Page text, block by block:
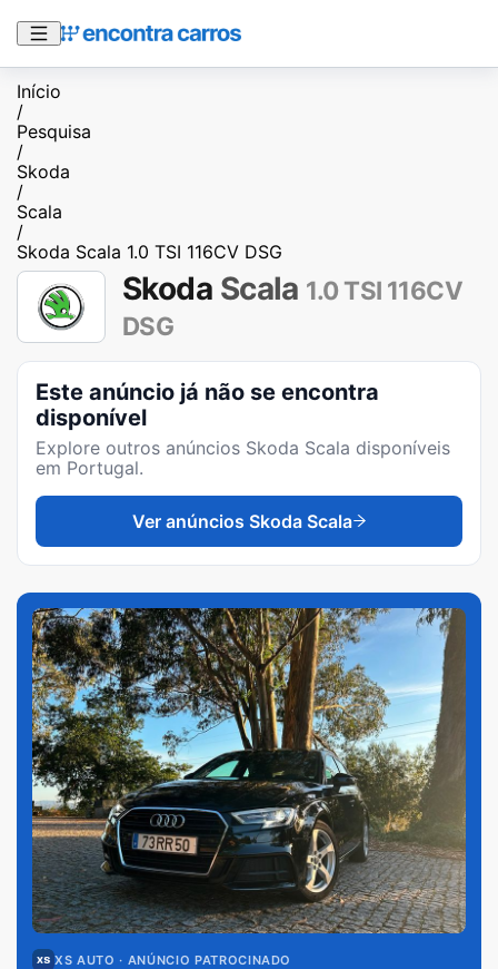
Início
/
Pesquisa
/
Skoda
/
Scala
/
Skoda Scala 1.0 TSI 116CV DSG
Skoda Scala 1.0 TSI 116CV
DSG
Este anúncio já não se encontra
disponível
Explore outros anúncios Skoda Scala disponíveis
em Portugal.
Ver anúncios Skoda Scala
XS AUTO · ANÚNCIO PATROCINADO